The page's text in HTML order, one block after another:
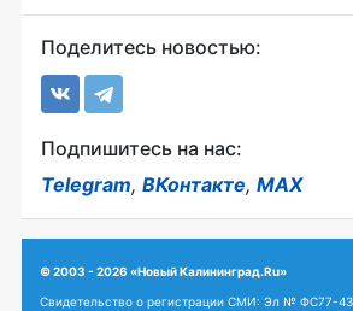
Поделитесь новостью:
Подпишитесь на нас:
Telegram, ВКонтакте, MAX
© 2003 - 2026 «Новый Калининград.Ru»
Свидетельство о регистрации СМИ: Эл № ФС77-